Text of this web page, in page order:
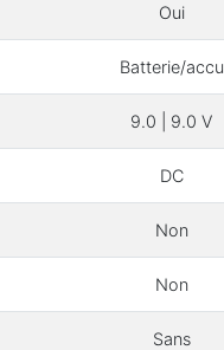
Oui
Batterie/accu
9.0 | 9.0 V
DC
Non
Non
Sans